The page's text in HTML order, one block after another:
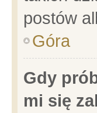
postów
Góra
Gdy
mi się